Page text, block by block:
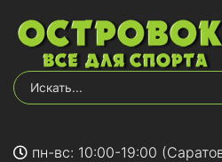
пн-вс: 10:00-19:00